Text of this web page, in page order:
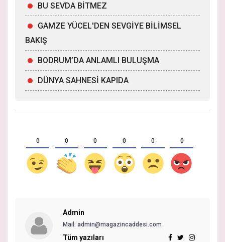
BU SEVDA BİTMEZ
GAMZE YÜCEL'DEN SEVGİYE BİLİMSEL
BAKIŞ
BODRUM’DA ANLAMLI BULUŞMA
DÜNYA SAHNESİ KAPIDA
0 0 0 0 0 0
Admin
Mail: admin@magazincaddesi.com
Tüm yazıları